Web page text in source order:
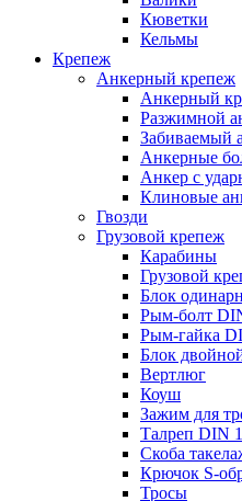
Кюветки
Кельмы
Крепеж
Анкерный крепеж
Анкерный
Разжимной
Забиваемый
Анкерные
Анкер с
Клиновые
Гвозди
Грузовой крепеж
Карабины
Грузовой
Блок
Рым-болт
Рым-гайка
Блок
Вертлюг
Коуш
Зажим для
Талреп DIN
Скоба
Крючок S-
Тросы